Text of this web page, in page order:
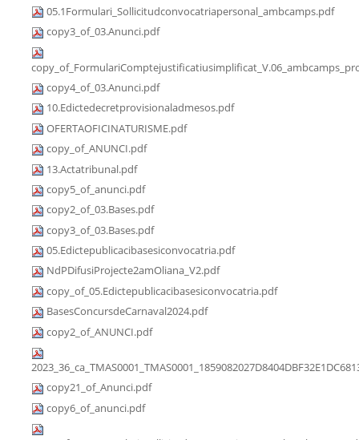
05.1Formulari_Sollicitudconvocatriapersonal_ambcamps.pdf
copy3_of_03.Anunci.pdf
copy4_of_03.Anunci.pdf
10.Edictedecretprovisionaladmesos.pdf
OFERTAOFICINATURISME.pdf
copy_of_ANUNCI.pdf
13.Actatribunal.pdf
copy5_of_anunci.pdf
copy2_of_03.Bases.pdf
copy3_of_03.Bases.pdf
05.Edictepublicacibasesiconvocatria.pdf
NdPDifusiProjecte2amOliana_V2.pdf
copy_of_05.Edictepublicacibasesiconvocatria.pdf
BasesConcursdeCarnaval2024.pdf
copy2_of_ANUNCI.pdf
copy21_of_Anunci.pdf
copy6_of_anunci.pdf